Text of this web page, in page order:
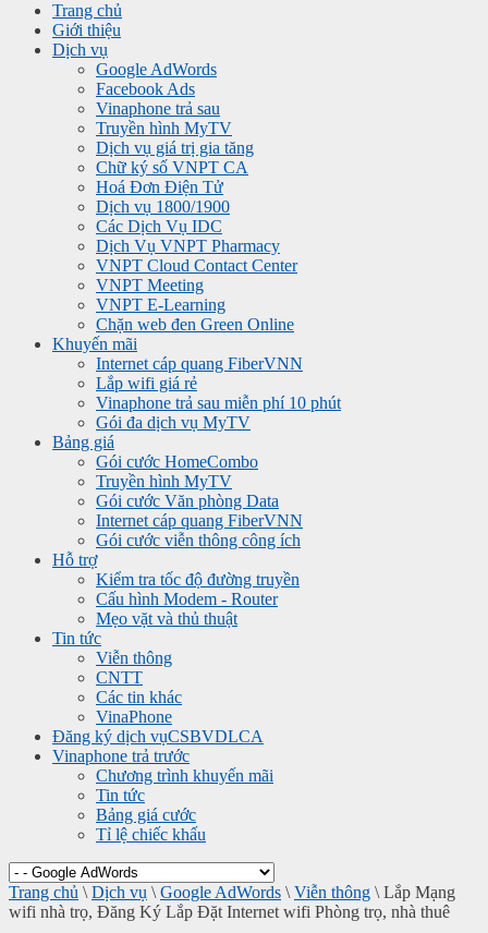
Trang chủ
Giới thiệu
Dịch vụ
Google AdWords
Facebook Ads
Vinaphone trả sau
Truyền hình MyTV
Dịch vụ giá trị gia tăng
Chữ ký số VNPT CA
Hoá Đơn Điện Tử
Dịch vụ 1800/1900
Các Dịch Vụ IDC
Dịch Vụ VNPT Pharmacy
VNPT Cloud Contact Center
VNPT Meeting
VNPT E-Learning
Chặn web đen Green Online
Khuyến mãi
Internet cáp quang FiberVNN
Lắp wifi giá rẻ
Vinaphone trả sau miễn phí 10 phút
Gói đa dịch vụ MyTV
Bảng giá
Gói cước HomeCombo
Truyền hình MyTV
Gói cước Văn phòng Data
Internet cáp quang FiberVNN
Gói cước viễn thông công ích
Hỗ trợ
Kiểm tra tốc độ đường truyền
Cấu hình Modem - Router
Mẹo vặt và thủ thuật
Tin tức
Viễn thông
CNTT
Các tin khác
VinaPhone
Đăng ký dịch vụCSBVDLCA
Vinaphone trả trước
Chương trình khuyến mãi
Tin tức
Bảng giá cước
Tỉ lệ chiếc khấu
Trang chủ \ Dịch vụ \ Google AdWords \ Viễn thông \ Lắp Mạng
wifi nhà trọ, Đăng Ký Lắp Đặt Internet wifi Phòng trọ, nhà thuê